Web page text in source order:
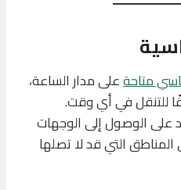
متاحةعلى مدار الساعة،
للتنقل في أي وقت.
على الوصول إلى الوجهات
التي قد لا تصلها